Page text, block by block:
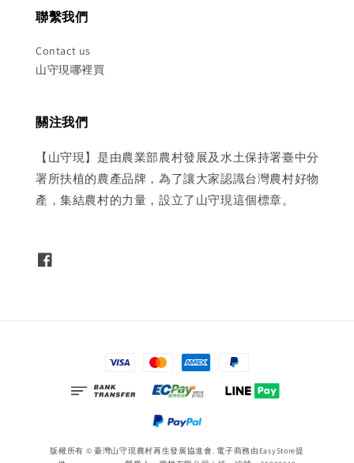
聯繫我們
Contact us
山守現哪裡買
關注我們
【山守現】是由農業部農村發展及水土保持署臺中分
署所扶植的農產品牌，為了讓大家認識台灣農村好物
產，集結農村的力量，設立了山守現這個標章。
版權所有 © 臺灣山守現農村再生發展協進會. 電子商務由 EasyStore提